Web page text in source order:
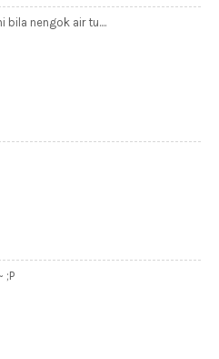
bila nengok air tu....
;P